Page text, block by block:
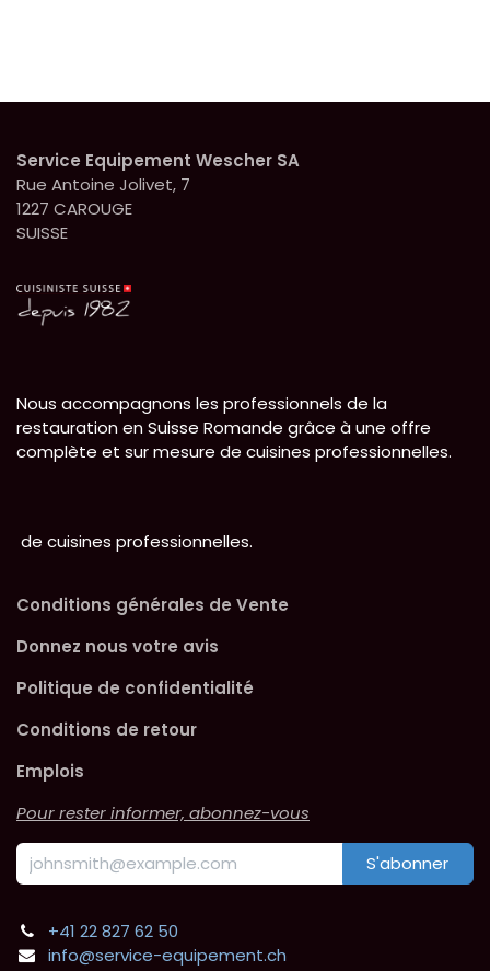
Service Equipement Wescher SA
Rue Antoine Jolivet, 7
1227 CAROUGE
SUISSE
Nous accompagnons les professionnels de la
restauration en Suisse Romande grâce à une offre
complète et sur mesure de cuisines professionnelles.
de cuisines professionnelles.
Conditions générales de Vente
Donnez nous votre avis
Politique de confidentialité
Conditions de retour
Emplois
Pour rester informer, abonnez-vous
S'abonner
+41 22 827 62 50
info@service-equipement.ch